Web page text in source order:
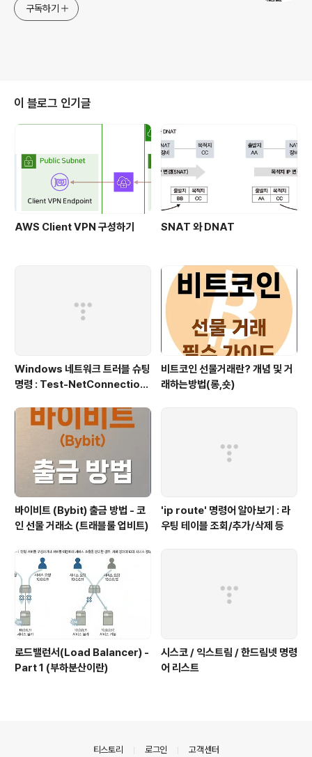
구독하기
이 블로그 인기글
AWS Client VPN 구성하기 SNAT 와 DNAT
Windows 네트워크 트러블 슈팅
명령 : Test-NetConnection
비트코인 선물거래란? 개념 및 거
래하는방법(롱,숏)
바이비트 (Bybit) 출금 방법 - 코
인 선물 거래소 (트래블룰 업비트)
'ip route' 명령어 알아보기 : 라
우팅 테이블 조회/추가/삭제 등
로드밸런서(Load Balancer) -
Part 1 (부하분산이란)
시스코 / 익스트림 / 한드림넷 명령
어 리스트
티스토리 로그인 고객센터